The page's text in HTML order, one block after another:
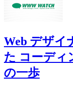
Web デザイ
た コーディ
の一歩